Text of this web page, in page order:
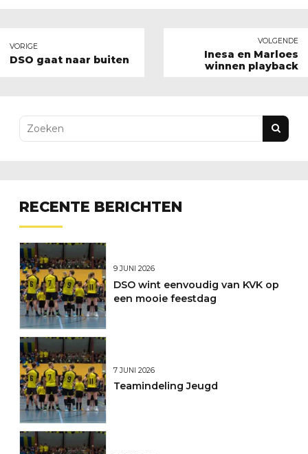
VORIGE
DSO gaat naar buiten
VOLGENDE
Inesa en Marloes
winnen playback
RECENTE BERICHTEN
9 JUNI 2026
DSO wint eenvoudig van KVK op
een mooie feestdag
7 JUNI 2026
Teamindeling Jeugd